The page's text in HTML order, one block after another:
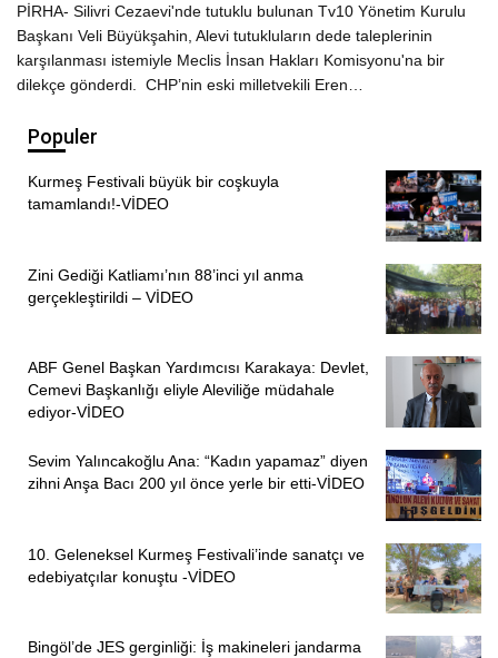
PİRHA- Silivri Cezaevi'nde tutuklu bulunan Tv10 Yönetim Kurulu
Başkanı Veli Büyükşahin, Alevi tutukluların dede taleplerinin
karşılanması istemiyle Meclis İnsan Hakları Komisyonu'na bir
dilekçe gönderdi. CHP’nin eski milletvekili Eren…
Populer
Kurmeş Festivali büyük bir coşkuyla
tamamlandı!-VİDEO
Zini Gediği Katliamı’nın 88’inci yıl anma
gerçekleştirildi – VİDEO
ABF Genel Başkan Yardımcısı Karakaya: Devlet,
Cemevi Başkanlığı eliyle Aleviliğe müdahale
ediyor-VİDEO
Sevim Yalıncakoğlu Ana: “Kadın yapamaz” diyen
zihni Anşa Bacı 200 yıl önce yerle bir etti-VİDEO
10. Geleneksel Kurmeş Festivali’inde sanatçı ve
edebiyatçılar konuştu -VİDEO
Bingöl’de JES gerginliği: İş makineleri jandarma